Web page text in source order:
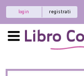
registrati
login